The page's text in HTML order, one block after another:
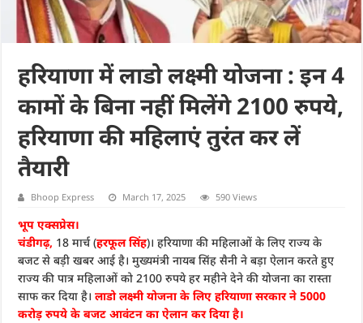
हरियाणा में लाडो लक्ष्मी योजना : इन 4
कामों के बिना नहीं म‍िलेंगे 2100 रुपये,
हरियाणा की महिलाएं तुरंत कर लें
तैयारी
Bhoop Express March 17, 2025 590 Views
भूप एक्सप्रेस।
चंडीगढ़, 18 मार्च (हरफूल सिंह)। हर‍ियाणा की मह‍िलाओं के ल‍िए राज्‍य के
बजट से बड़ी खबर आई है। मुख्‍यमंत्री नायब स‍िंह सैनी ने बड़ा ऐलान करते हुए
राज्‍य की पात्र मह‍िलाओं को 2100 रुपये हर महीने देने की योजना का रास्‍ता
साफ कर द‍िया है।लाडो लक्ष्‍मी योजना के ल‍िए हर‍ियाणा सरकार ने 5000
करोड़ रुपये के बजट आवंटन का ऐलान कर द‍िया है।